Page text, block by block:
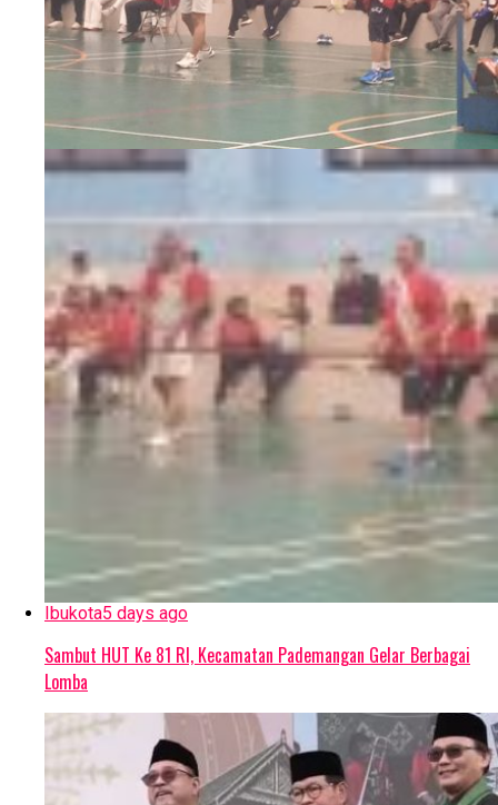
Ibukota5 days ago
Sambut HUT Ke 81 RI, Kecamatan Pademangan Gelar Berbagai
Lomba